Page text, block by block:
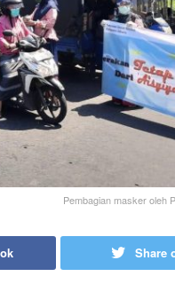
Pembagian masker oleh
Share